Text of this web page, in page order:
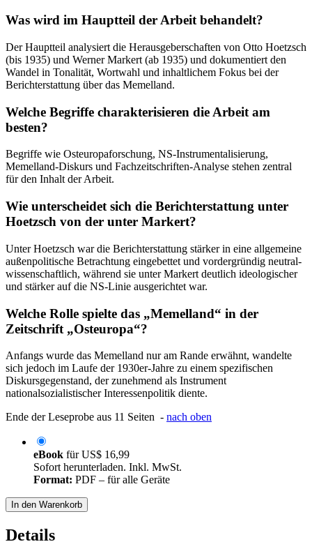
Was wird im Hauptteil der Arbeit behandelt?
Der Hauptteil analysiert die Herausgeberschaften von Otto Hoetzsch
(bis 1935) und Werner Markert (ab 1935) und dokumentiert den
Wandel in Tonalität, Wortwahl und inhaltlichem Fokus bei der
Berichterstattung über das Memelland.
Welche Begriffe charakterisieren die Arbeit am
besten?
Begriffe wie Osteuropaforschung, NS-Instrumentalisierung,
Memelland-Diskurs und Fachzeitschriften-Analyse stehen zentral
für den Inhalt der Arbeit.
Wie unterscheidet sich die Berichterstattung unter
Hoetzsch von der unter Markert?
Unter Hoetzsch war die Berichterstattung stärker in eine allgemeine
außenpolitische Betrachtung eingebettet und vordergründig neutral-
wissenschaftlich, während sie unter Markert deutlich ideologischer
und stärker auf die NS-Linie ausgerichtet war.
Welche Rolle spielte das „Memelland“ in der
Zeitschrift „Osteuropa“?
Anfangs wurde das Memelland nur am Rande erwähnt, wandelte
sich jedoch im Laufe der 1930er-Jahre zu einem spezifischen
Diskursgegenstand, der zunehmend als Instrument
nationalsozialistischer Interessenpolitik diente.
Ende der Leseprobe aus 11 Seiten - nach oben
eBook fürUS$ 16,99
Sofort herunterladen. Inkl. MwSt.
Format: PDF – für alle Geräte
In den Warenkorb
Details